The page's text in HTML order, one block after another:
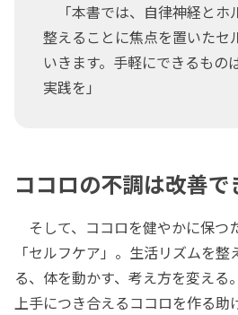
「本書では、自律神経とホ
整えることに焦点を置いたセ
いきます。手軽にできるもの
実践を」
ココロの不調は改善で
そして、ココロを健やかに保つ
「セルフケア」。生活リズムを
る、体を動かす、考え方を変える
上手につき合えるココロを作る助